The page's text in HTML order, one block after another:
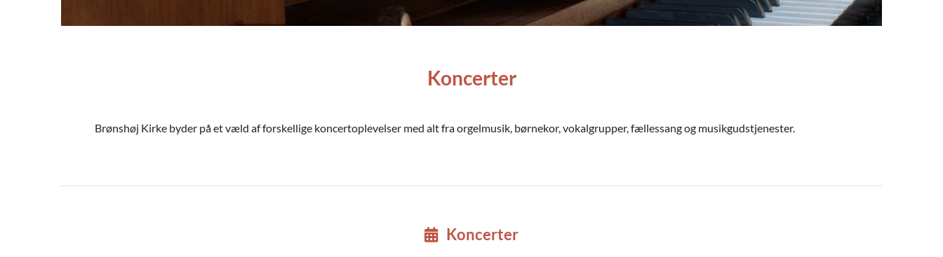
Koncerter
Brønshøj Kirke byder på et væld af forskellige koncertoplevelser med alt fra orgelmusik, børnekor, vokalgrupper, fællessang og musikgudstjenester.
Koncerter